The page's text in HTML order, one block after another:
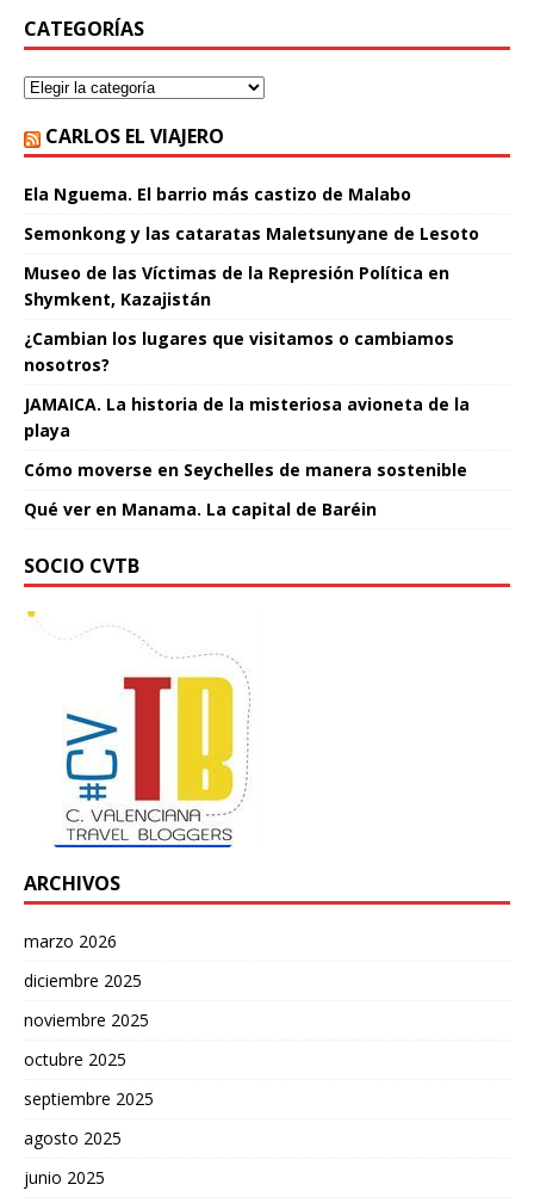
CATEGORÍAS
CARLOS EL VIAJERO
Ela Nguema. El barrio más castizo de Malabo
Semonkong y las cataratas Maletsunyane de Lesoto
Museo de las Víctimas de la Represión Política en
Shymkent, Kazajistán
¿Cambian los lugares que visitamos o cambiamos
nosotros?
JAMAICA. La historia de la misteriosa avioneta de la
playa
Cómo moverse en Seychelles de manera sostenible
Qué ver en Manama. La capital de Baréin
SOCIO CVTB
ARCHIVOS
marzo 2026
diciembre 2025
noviembre 2025
octubre 2025
septiembre 2025
agosto 2025
junio 2025